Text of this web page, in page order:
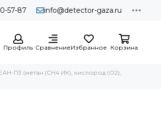
57-87 info@detector-gaza.ru
Профиль СравнениеИзбранное Корзина
П3 (метан (СН4 ИК), кислород (O2),